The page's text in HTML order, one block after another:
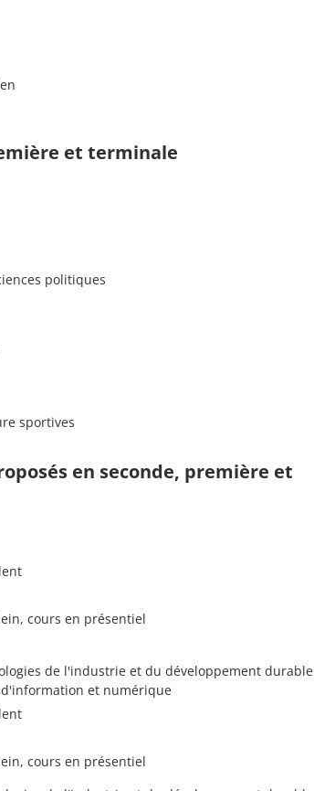
et terminale
politiques
sportives
en seconde, première et
cours en présentiel
de l'industrie et du développement durable
et numérique
cours en présentiel